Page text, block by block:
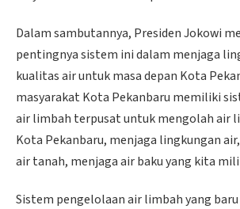
Dalam sambutannya, Presiden Jokowi
pentingnya sistem ini dalam menjaga
kualitas air untuk masa depan Kota
masyarakat Kota Pekanbaru memiliki
air limbah terpusat untuk mengolah air
Kota Pekanbaru, menjaga lingkungan
air tanah, menjaga air baku yang kita
Sistem pengelolaan air limbah yang